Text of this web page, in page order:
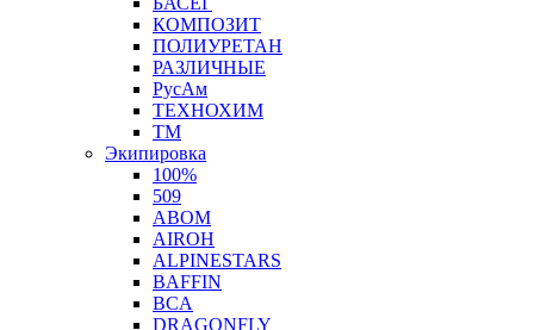
КОМПОЗИТ
ПОЛИУРЕТАН
РАЗЛИЧНЫЕ
РусАм
ТЕХНОХИМ
ТМ
Экипировка
100%
509
ABOM
AIROH
ALPINESTARS
BAFFIN
BCA
DRAGONFLY